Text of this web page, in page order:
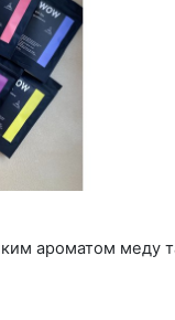
ароматом меду та